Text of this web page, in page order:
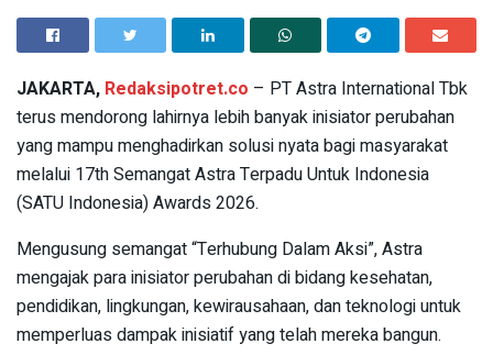
JAKARTA, Redaksipotret.co – PT Astra International Tbk
terus mendorong lahirnya lebih banyak inisiator perubahan
yang mampu menghadirkan solusi nyata bagi masyarakat
melalui 17th Semangat Astra Terpadu Untuk Indonesia
(SATU Indonesia) Awards 2026.
Mengusung semangat “Terhubung Dalam Aksi”, Astra
mengajak para inisiator perubahan di bidang kesehatan,
pendidikan, lingkungan, kewirausahaan, dan teknologi untuk
memperluas dampak inisiatif yang telah mereka bangun.